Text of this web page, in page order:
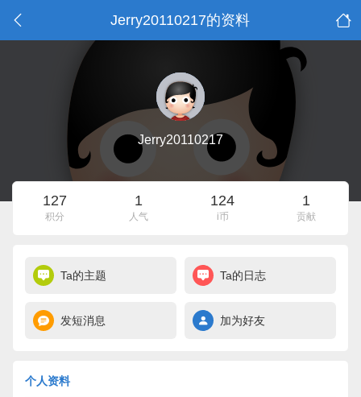
Jerry20110217的资料
Jerry20110217
127
积分
1
人气
124
i币
1
贡献
Ta的主题 Ta的日志
发短消息 加为好友
个人资料